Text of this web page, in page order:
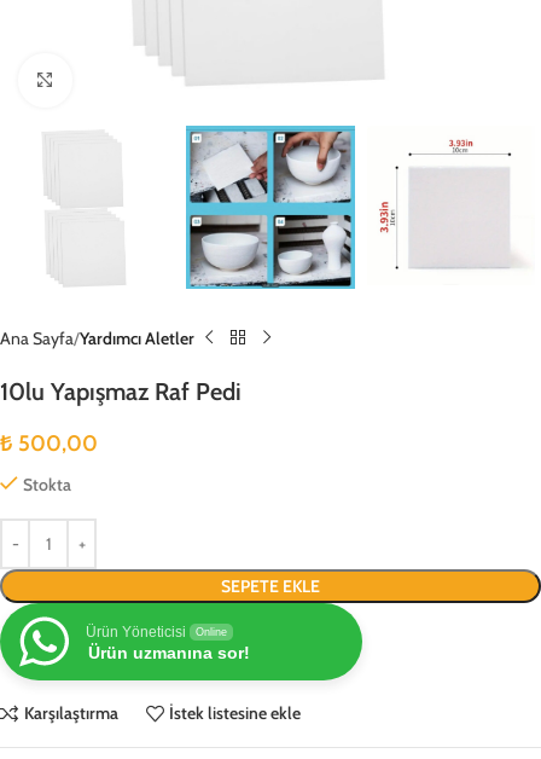
Büyütmek için tıklayın
Ana Sayfa Yardımcı Aletler
10lu Yapışmaz Raf Pedi
₺ 500,00
Stokta
SEPETE EKLE
Ürün Yöneticisi Online
Ürün uzmanına sor!
Karşılaştırma İstek listesine ekle